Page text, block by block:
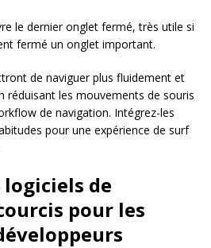
le dernier onglet fermé, très utile si
fermé un onglet important.
de naviguer plus fluidement et
réduisant les mouvements de souris
de navigation. Intégrez-les
pour une expérience de surf
de
pour les